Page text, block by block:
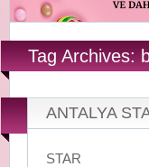
Tag Archives:
ANTALYA
STAR